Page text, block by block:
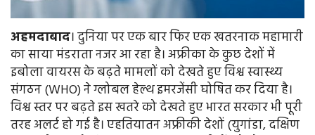
अहमदाबाद। दुनिया पर एक बार फिर एक खतरनाक महामारी
का साया मंडराता नजर आ रहा है। अफ्रीका के कुछ देशों में
इबोला वायरस के बढ़ते मामलों को देखते हुए विश्व स्वास्थ्य
संगठन (WHO) ने ग्लोबल हेल्थ इमरजेंसी घोषित कर दिया है।
विश्व स्तर पर बढ़ते इस खतरे को देखते हुए भारत सरकार भी पूरी
तरह अलर्ट हो गई है। एहतियातन अफ्रीकी देशों (युगांडा, दक्षिण